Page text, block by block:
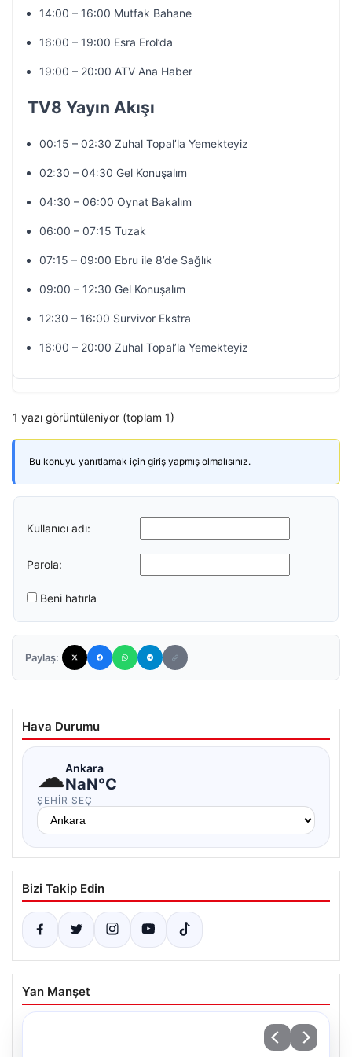
14:00 – 16:00 Mutfak Bahane
16:00 – 19:00 Esra Erol’da
19:00 – 20:00 ATV Ana Haber
TV8 Yayın Akışı
00:15 – 02:30 Zuhal Topal’la Yemekteyiz
02:30 – 04:30 Gel Konuşalım
04:30 – 06:00 Oynat Bakalım
06:00 – 07:15 Tuzak
07:15 – 09:00 Ebru ile 8’de Sağlık
09:00 – 12:30 Gel Konuşalım
12:30 – 16:00 Survivor Ekstra
16:00 – 20:00 Zuhal Topal’la Yemekteyiz
1 yazı görüntüleniyor (toplam 1)
Bu konuyu yanıtlamak için giriş yapmış olmalısınız.
Kullanıcı adı:
Parola:
Beni hatırla
Paylaş:
Hava Durumu
☁Ankara
NaN°C
ŞEHIR SEÇ
Bizi Takip Edin
Yan Manşet